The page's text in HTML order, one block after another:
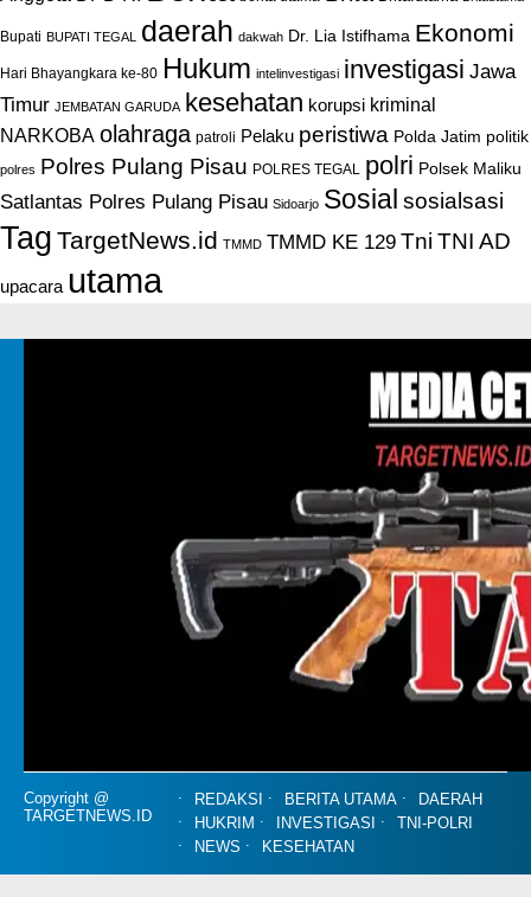
Bupati BUPATI TEGAL daerah dakwah Dr. Lia Istifhama Ekonomi
Hari Bhayangkara ke-80 Hukum intelinvestigasi investigasi Jawa
Timur JEMBATAN GARUDA kesehatan korupsi kriminal
NARKOBA olahraga patroli Pelaku peristiwa Polda Jatim politik
polres Polres Pulang Pisau POLRES TEGAL polri Polsek Maliku
Satlantas Polres Pulang Pisau Sidoarjo Sosial sosialsasi
Tag TargetNews.id TMMD TMMD KE 129 Tni TNI AD
upacara utama
Copyright @
TARGETNEWS.ID
REDAKSI BERITA UTAMA
DAERAH
HUKRIM
INVESTIGASI
TNI-POLRI
NEWS
KESEHATAN